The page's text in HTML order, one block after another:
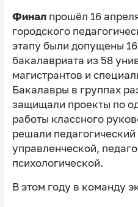
Финалпрошёл 16
городского
этапу были допущены
бакалавриата из 58
магистрантов и
Бакалавры в группах
защищали проекты по
работы классного
решали
управленческой,
психологической.
В этом году в команду